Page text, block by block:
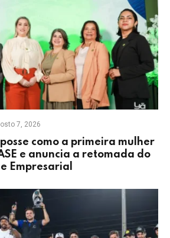
7, 2026
como a primeira mulher
e anuncia a retomada do
Empresarial